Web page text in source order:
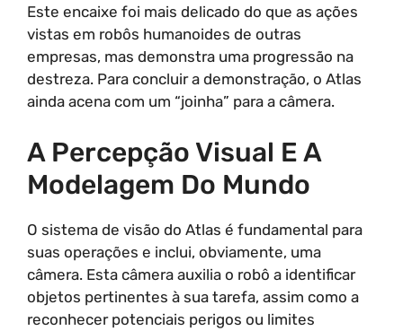
Este encaixe foi mais delicado do que as ações
vistas em robôs humanoides de outras
empresas, mas demonstra uma progressão na
destreza. Para concluir a demonstração, o Atlas
ainda acena com um “joinha” para a câmera.
A Percepção Visual E A
Modelagem Do Mundo
O sistema de visão do Atlas é fundamental para
suas operações e inclui, obviamente, uma
câmera. Esta câmera auxilia o robô a identificar
objetos pertinentes à sua tarefa, assim como a
reconhecer potenciais perigos ou limites